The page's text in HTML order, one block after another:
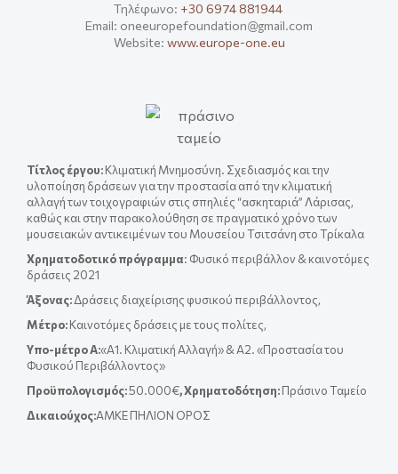
Τηλέφωνο: +30 6974 881944
Email: oneeuropefoundation@gmail.com
Website: www.europe-one.eu
Τίτλος έργου:Κλιματική Μνημοσύνη. Σχεδιασμός και την
υλοποίηση δράσεων για την προστασία από την κλιματική
αλλαγή των τοιχογραφιών στις σπηλιές “ασκηταριά” Λάρισας,
καθώς και στην παρακολούθηση σε πραγματικό χρόνο των
μουσειακών αντικειμένων του Μουσείου Τσιτσάνη στο Τρίκαλα
Χρηματοδοτικό πρόγραμμα: Φυσικό περιβάλλον & καινοτόμες
δράσεις 2021
Άξονας:Δράσεις διαχείρισης φυσικού περιβάλλοντος,
Μέτρο:Καινοτόμες δράσεις με τους πολίτες,
Yπο-μέτρο A:«Α1. Κλιματική Αλλαγή» & A2. «Προστασία του
Φυσικού Περιβάλλοντος»
Προϋπολογισμός:50.000€, Χρηματοδότηση:Πράσινο Ταμείο
Δικαιούχος:ΑΜΚΕ ΠΗΛΙΟΝ ΟΡΟΣ